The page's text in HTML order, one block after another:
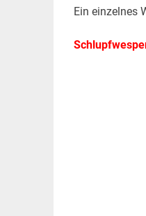
Ein einzelnes